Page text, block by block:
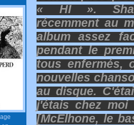
« HI ».
récemment au
album assez
pendant le
tous enfermés,
nouvelles
au disque.
j'étais chez moi
[McElhone, le